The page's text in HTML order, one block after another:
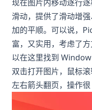
现在图片内移动逐行
滑动，提供了滑动增
加的平顺。可以说，
富，又实用，考虑了
以在这里找到 Window
双击打开图片，鼠标
左右箭头翻页，操作很